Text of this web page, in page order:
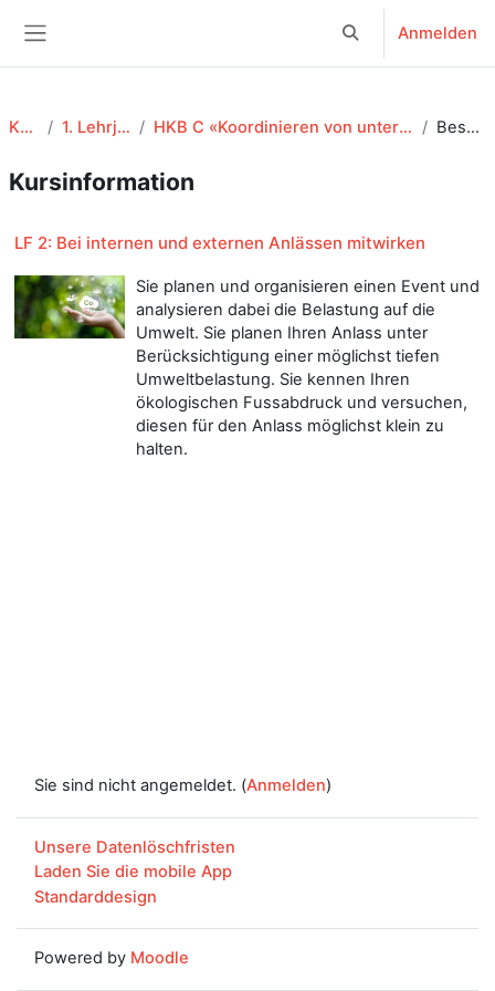
Sucheingabe
Anmelden
KV EFZ 1. Lehrjahr - 25-28 HKB C «Koordinieren von unternehmerischen Arbeitsprozessen» Beschreibung
Kursinformation
LF 2: Bei internen und externen Anlässen mitwirken
Sie planen und organisieren einen Event und
analysieren dabei die Belastung auf die
Umwelt. Sie planen Ihren Anlass unter
Berücksichtigung einer möglichst tiefen
Umweltbelastung. Sie kennen Ihren
ökologischen Fussabdruck und versuchen,
diesen für den Anlass möglichst klein zu
halten.
Sie sind nicht angemeldet. (Anmelden)
Unsere Datenlöschfristen
Laden Sie die mobile App
Standarddesign
Powered by Moodle